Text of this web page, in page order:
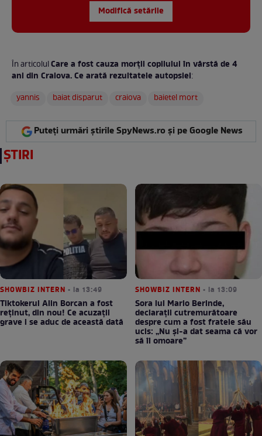
Modifică setările
În articolulCare a fost cauza morții copilului în vârstă de 4
ani din Craiova. Ce arată rezultatele autopsiei:
yannis
baiat disparut craiova baietel mort
Puteți urmări știrile SpyNews.ro și pe Google News
ȘTIRI
SHOWBIZ INTERN • la 13:49
Tiktokerul Alin Borcan a fost
reținut, din nou! Ce acuzații
grave i se aduc de această dată
SHOWBIZ INTERN • la 13:09
Sora lui Mario Berinde,
declarații cutremurătoare
despre cum a fost fratele său
ucis: „Nu și-a dat seama că vor
să îl omoare”